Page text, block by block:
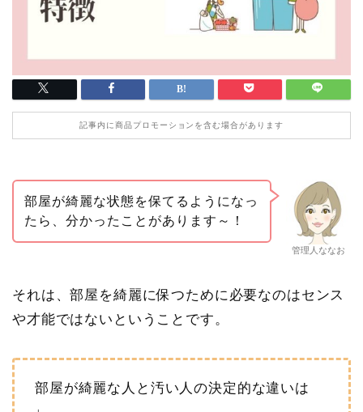
記事内に商品プロモーションを含む場合があります
管理人ななお
部屋が綺麗な状態を保てるようになっ
たら、分かったことがあります～！
それは、部屋を綺麗に保つために必要なのはセンス
や才能ではない ということです。
部屋が綺麗な人と汚い人の決定的な違いは